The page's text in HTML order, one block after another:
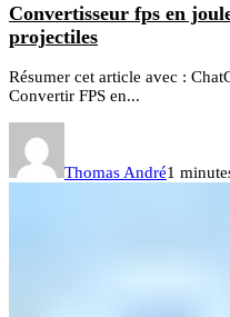
Convertisseur fps en
projectiles
Résumer cet article avec :
Convertir FPS en...
Thomas André1